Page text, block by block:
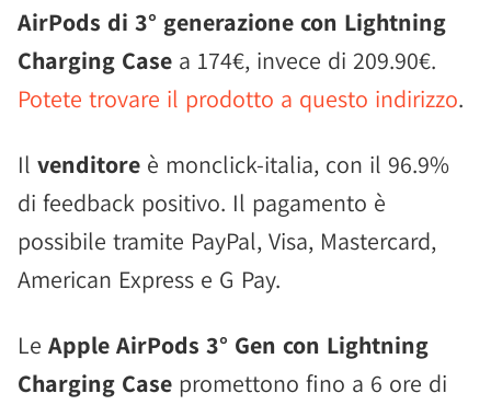
AirPods di 3° generazione con Lightning
Charging Case a 174€, invece di 209.90€.
Potete trovare il prodotto a questo indirizzo.
Il venditore è monclick-italia, con il 96.9%
di feedback positivo. Il pagamento è
possibile tramite PayPal, Visa, Mastercard,
American Express e G Pay.
Le Apple AirPods 3° Gen con Lightning
Charging Case promettono fino a 6 ore di